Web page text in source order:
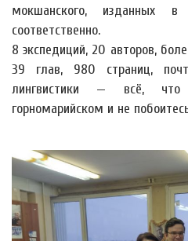
мокшанского, изданных
соответственно.
8 экспедиций, 20 авторов,
39 глав, 980 страниц,
лингвистики — всё,
горномарийском и не